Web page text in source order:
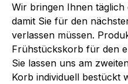
Wir bringen Ihnen
damit Sie für den
verlassen müssen.
Frühstückskorb für den
Sie lassen uns am
Korb individuell bestückt